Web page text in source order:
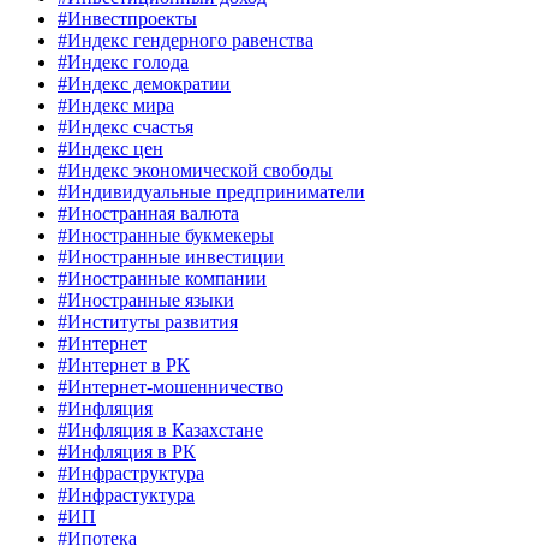
#Инвестпроекты
#Индекс гендерного равенства
#Индекс голода
#Индекс демократии
#Индекс мира
#Индекс счастья
#Индекс цен
#Индекс экономической свободы
#Индивидуальные предприниматели
#Иностранная валюта
#Иностранные букмекеры
#Иностранные инвестиции
#Иностранные компании
#Иностранные языки
#Институты развития
#Интернет
#Интернет в РК
#Интернет-мошенничество
#Инфляция
#Инфляция в Казахстане
#Инфляция в РК
#Инфраструктура
#Инфрастуктура
#ИП
#Ипотека